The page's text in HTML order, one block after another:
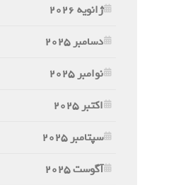
ژانویه 2026
دسامبر 2025
نوامبر 2025
اکتبر 2025
سپتامبر 2025
آگوست 2025